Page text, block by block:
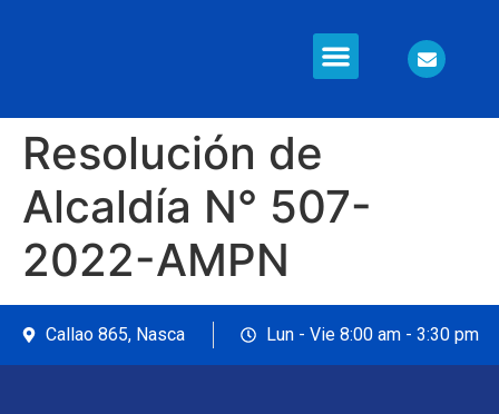
Resolución de
Alcaldía N° 507-
2022-AMPN
Callao 865, Nasca Lun - Vie 8:00 am - 3:30 pm